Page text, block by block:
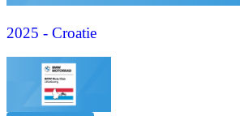
2025 - Croatie